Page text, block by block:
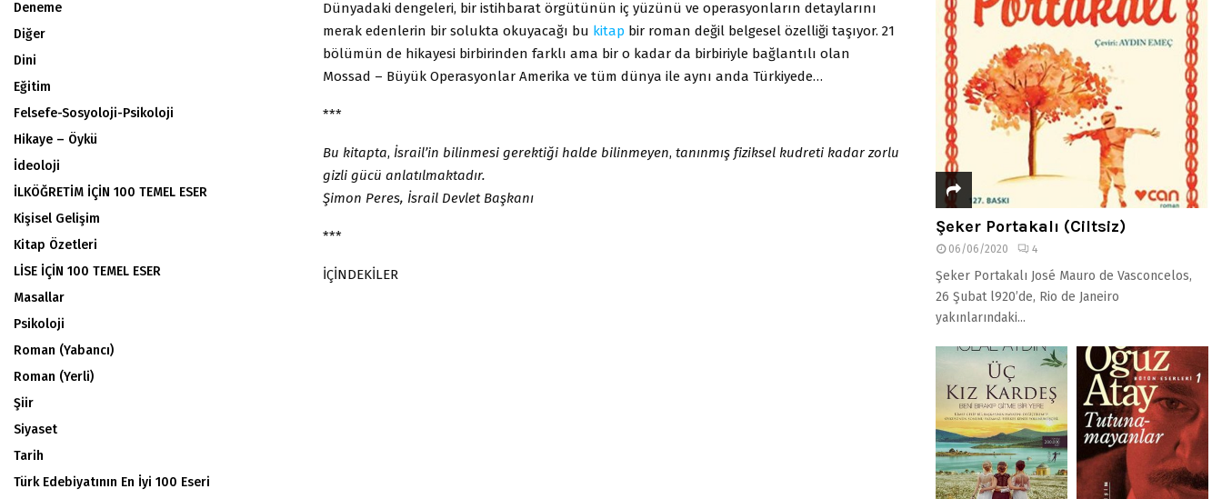
Dünyadaki dengeleri, bir istihbarat örgütünün iç yüzünü ve operasyonların detaylarını
merak edenlerin bir solukta okuyacağı bu kitap bir roman değil belgesel özelliği taşıyor. 21
bölümün de hikayesi birbirinden farklı ama bir o kadar da birbiriyle bağlantılı olan
Mossad – Büyük Operasyonlar Amerika ve tüm dünya ile aynı anda Türkiyede…
***
Bu kitapta, İsrail’in bilinmesi gerektiği halde bilinmeyen, tanınmış fiziksel kudreti kadar zorlu
gizli gücü anlatılmaktadır.
Şimon Peres, İsrail Devlet Başkanı
***
İÇİNDEKİLER
Deneme
Diğer
Dini
Eğitim
Felsefe-Sosyoloji-Psikoloji
Hikaye – Öykü
İdeoloji
İLKÖĞRETİM İÇİN 100 TEMEL ESER
Kişisel Gelişim
Kitap Özetleri
LİSE İÇİN 100 TEMEL ESER
Masallar
Psikoloji
Roman (Yabancı)
Roman (Yerli)
Şiir
Siyaset
Tarih
Türk Edebiyatının En İyi 100 Eseri
Şeker Portakalı (Ciltsiz)
06/06/2020 4
Şeker Portakalı José Mauro de Vasconcelos,
26 Şubat l920’de, Rio de Janeiro
yakınlarındaki...